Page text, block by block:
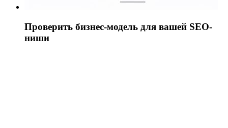
Проверить бизнес-модель для вашей SEO-
ниши